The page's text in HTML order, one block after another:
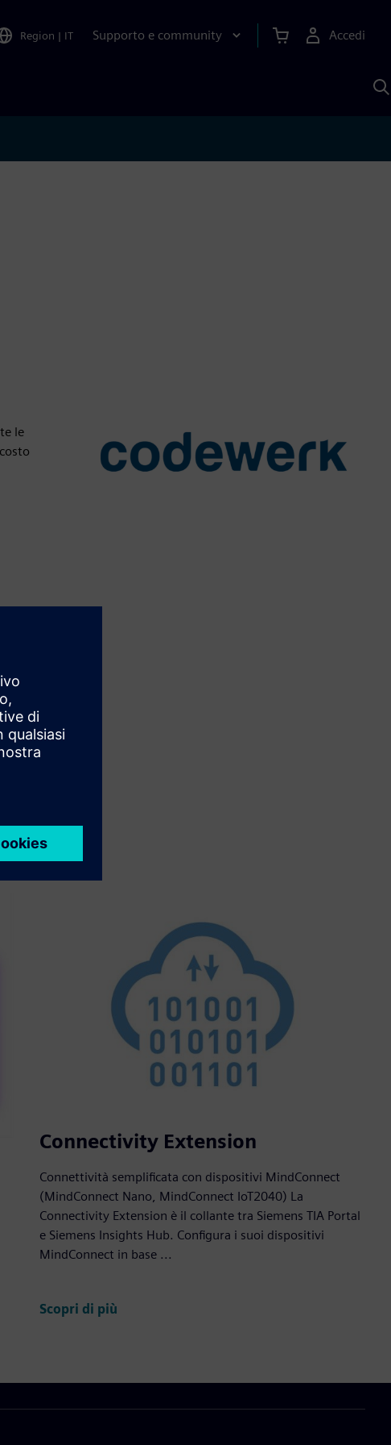
Region | IT Supporto e community Accedi
le
Connectivity Extension
Connettività semplificata con dispositivi MindConnect
(MindConnect Nano, MindConnect IoT2040) La
Connectivity Extension è il collante tra Siemens TIA Portal
e Siemens Insights Hub. Configura i suoi dispositivi
MindConnect in base ...
Scopri di più